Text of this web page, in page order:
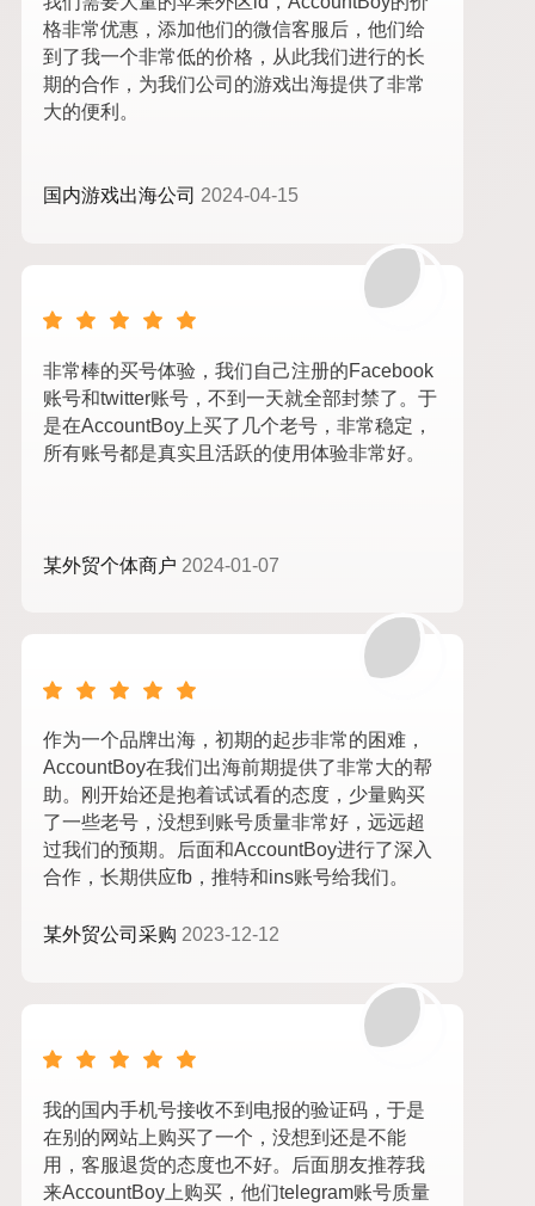
格非常优惠，添加他们的微信客服后，他们给
到了我一个非常低的价格，从此我们进行的长
期的合作，为我们公司的游戏出海提供了非常
大的便利。
国内游戏出海公司 2024-04-15
非常棒的买号体验，我们自己注册的Facebook
账号和twitter账号，不到一天就全部封禁了。于
是在AccountBoy上买了几个老号，非常稳定，
所有账号都是真实且活跃的使用体验非常好。
某外贸个体商户 2024-01-07
作为一个品牌出海，初期的起步非常的困难，
AccountBoy在我们出海前期提供了非常大的帮
助。刚开始还是抱着试试看的态度，少量购买
了一些老号，没想到账号质量非常好，远远超
过我们的预期。后面和AccountBoy进行了深入
合作，长期供应fb，推特和ins账号给我们。
某外贸公司采购 2023-12-12
我的国内手机号接收不到电报的验证码，于是
在别的网站上购买了一个，没想到还是不能
用，客服退货的态度也不好。后面朋友推荐我
来AccountBoy上购买，他们telegram账号质量